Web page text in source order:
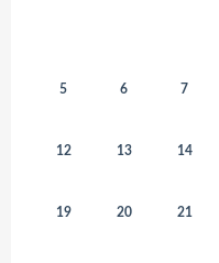
5 6 7
12 13 14
19 20 21